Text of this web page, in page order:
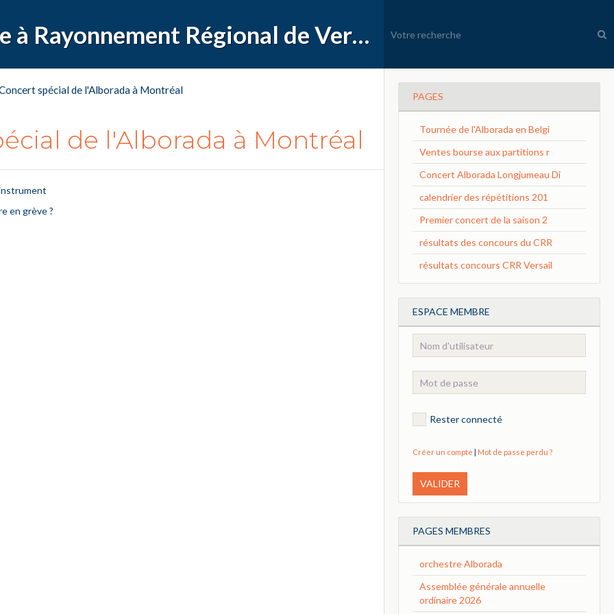
APEC Conservatoire à Rayonnement Régional de Versailles Grand Parc
spécial de l'Alborada à Montréal
de l'Alborada à Montréal
en grève ?
PAGES
Tournée de l'Alborada en Belgi
Ventes bourse aux partitions r
Concert Alborada Longjumeau Di
calendrier des répétitions 201
Premier concert de la saison 2
résultats des concours du CRR
résultats concours CRR Versail
ESPACE MEMBRE
Rester connecté
Créer un compte | Mot de passe perdu ?
VALIDER
PAGES MEMBRES
orchestre Alborada
Assemblée générale annuelle
ordinaire 2026